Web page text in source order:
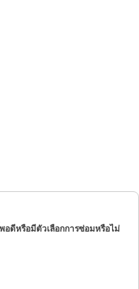
อดีหรือมีตัวเลือกการซ่อมหรือไม่